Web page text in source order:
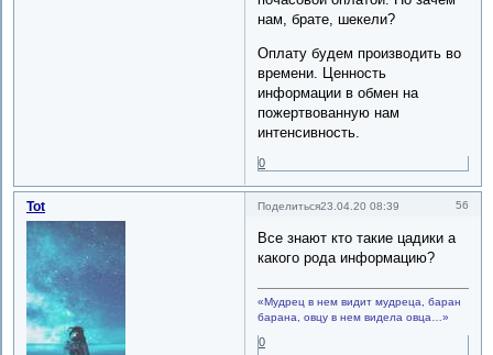
нам, брате, шекели?
Оплату будем производить во
времени. Ценность
информации в обмен на
пожертвованную нам
интенсивность.
0
Поделиться 56
23.04.20 08:39
Tot
Все знают кто такие цадики а
какого рода информацию?
«Мудрец в нем видит мудреца, баран
барана, овцу в нем видела овца…»
0